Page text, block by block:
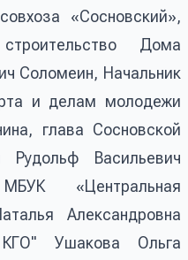
«Сосновский»,
Дома
Соломеин, Начальник
и делам молодежи
глава Сосновской
Рудольф Васильевич
«Центральная
Александровна
Ушакова Ольга